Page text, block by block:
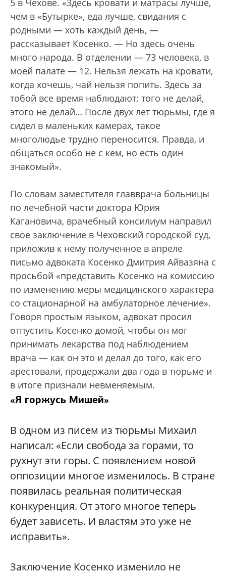
чем в «Бутырке», еда лучше, свидания с
родными — хоть каждый день, —
рассказывает Косенко. — Но здесь очень
много народа. В отделении — 73 человека, в
моей палате — 12. Нельзя лежать на кровати,
когда хочешь, чай нельзя попить. Здесь за
тобой все время наблюдают: того не делай,
этого не делай… После двух лет тюрьмы, где я
сидел в маленьких камерах, такое
многолюдье трудно переносится. Правда, и
общаться особо не с кем, но есть один
знакомый».
По словам заместителя главврача больницы
по лечебной части доктора Юрия
Кагановича, врачебный консилиум направил
свое заключение в Чеховский городской суд,
приложив к нему полученное в апреле
письмо адвоката Косенко Дмитрия Айвазяна с
просьбой «представить Косенко на комиссию
по изменению меры медицинского характера
со стационарной на амбулаторное лечение».
Говоря простым языком, адвокат просил
отпустить Косенко домой, чтобы он мог
принимать лекарства под наблюдением
врача — как он это и делал до того, как его
арестовали, продержали два года в тюрьме и
в итоге признали невменяемым.
«Я горжусь Мишей»
В одном из писем из тюрьмы Михаил
написал: «Если свобода за горами, то
рухнут эти горы. С появлением новой
оппозиции многое изменилось. В стране
появилась реальная политическая
конкуренция. От этого многое теперь
будет зависеть. И властям это уже не
исправить».
Заключение Косенко изменило не